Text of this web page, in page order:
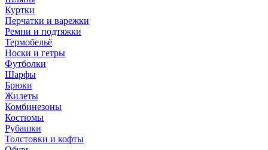
Куртки
Перчатки и варежки
Ремни и подтяжки
Термобельё
Носки и гетры
Футболки
Шарфы
Брюки
Жилеты
Комбинезоны
Костюмы
Рубашки
Толстовки и кофты